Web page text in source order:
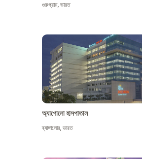
গুরুগ্রাম,ভারত
অ্যাপোলো হাসপাতাল
ব্যাঙ্গালোর,ভারত